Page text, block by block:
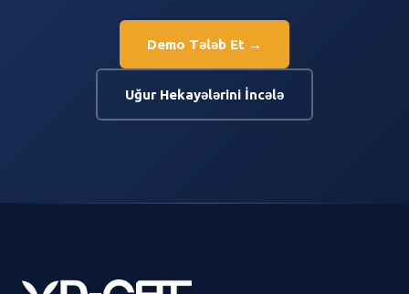
Demo Tələb Et →
Uğur Hekayələrini İncələ